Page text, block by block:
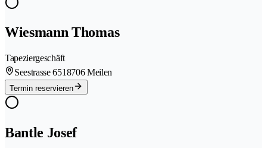
Wiesmann Thomas
Tapeziergeschäft
Seestrasse 6518706 Meilen
Termin reservieren
Bantle Josef